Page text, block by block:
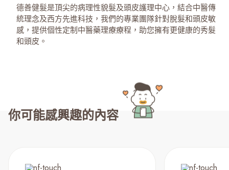
德善健髮是頂尖的病理性貌髮及頭皮護理中心，結合中醫傳
統理念及西方先進科技，我們的專業團隊針對脫髮和頭皮敏
感，提供個性定制中醫藥理療療程，助您擁有更健康的秀髮
和頭皮。
你可能感興趣的內容